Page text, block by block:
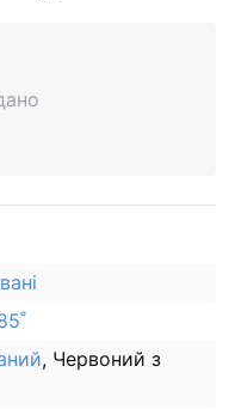
, Червоний з